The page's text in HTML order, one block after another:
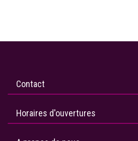
Contact
Horaires d'ouvertures